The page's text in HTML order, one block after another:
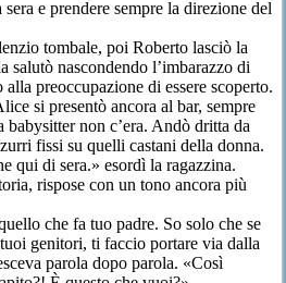
e prendere sempre la direzione del
tombale, poi Roberto lasciò la
salutò nascondendo l’imbarazzo di
preoccupazione di essere scoperto.
si presentò ancora al bar, sempre
non c’era. Andò dritta da
fissi su quelli castani della donna.
qui di sera.» esordì la ragazzina.
rispose con un tono ancora più
che fa tuo padre. So solo che se
genitori, ti faccio portare via dalla
parola dopo parola. «Così